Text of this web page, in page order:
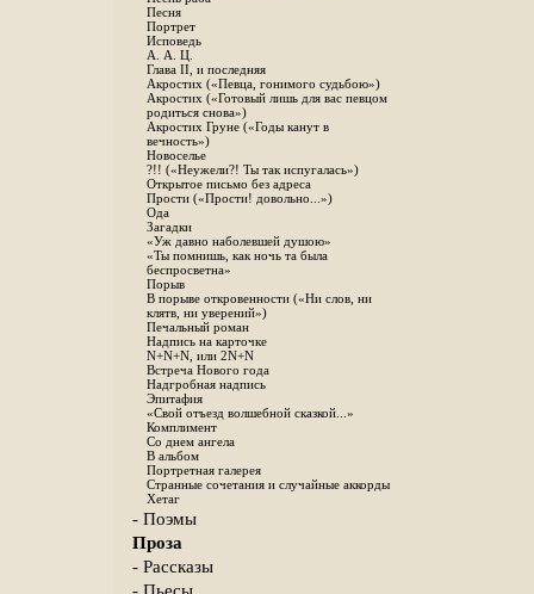
Песня
Портрет
Исповедь
А. А. Ц.
Глава II, и последняя
Акростих («Певца, гонимого судьбою»)
Акростих («Готовый лишь для вас певцом
родиться снова»)
Акростих Груне («Годы канут в
вечность»)
Новоселье
?!! («Неужели?! Ты так испугалась»)
Открытое письмо без адреса
Прости («Прости! довольно...»)
Ода
Загадки
«Уж давно наболевшей душою»
«Ты помнишь, как ночь та была
беспросветна»
Порыв
В порыве откровенности («Ни слов, ни
клятв, ни уверений»)
Печальный роман
Надпись на карточке
N+N+N, или 2N+N
Встреча Нового года
Надгробная надпись
Эпитафия
«Свой отъезд волшебной сказкой...»
Комплимент
Со днем ангела
В альбом
Портретная галерея
Странные сочетания и случайные аккорды
Хетаг
- Поэмы
Проза
- Рассказы